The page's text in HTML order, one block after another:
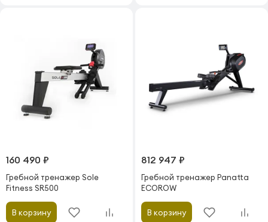
160 490 ₽
Гребной тренажер Sole
Fitness SR500
В корзину
812 947 ₽
Гребной тренажер Panatta
ECOROW
В корзину